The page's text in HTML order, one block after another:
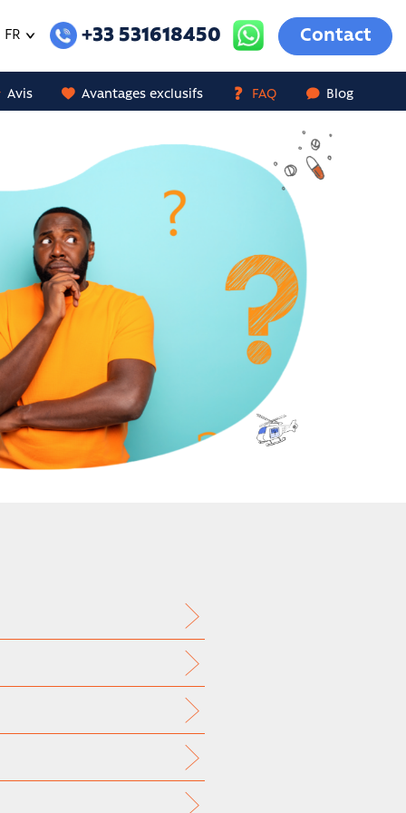
FR +33 531618450 Contact
Avis Avantages exclusifs FAQ Blog